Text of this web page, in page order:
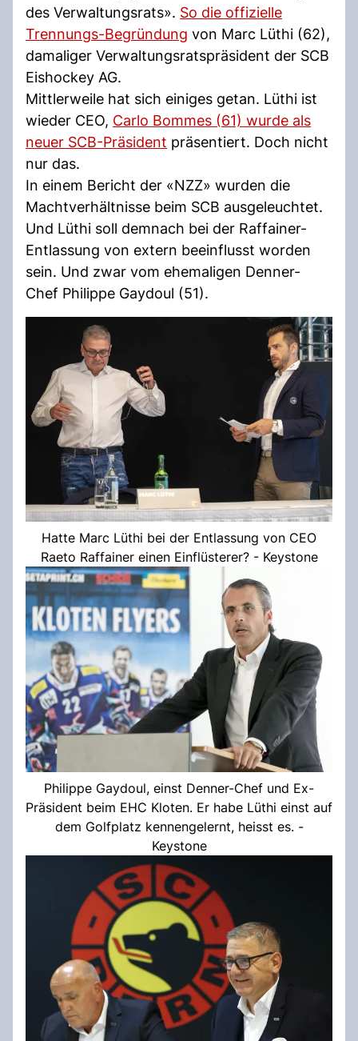
des Verwaltungsrats». So die offizielle
Trennungs-Begründung von Marc Lüthi (62),
damaliger Verwaltungsratspräsident der SCB
Eishockey AG.
Mittlerweile hat sich einiges getan. Lüthi ist
wieder CEO, Carlo Bommes (61) wurde als
neuer SCB-Präsident präsentiert. Doch nicht
nur das.
In einem Bericht der «NZZ» wurden die
Machtverhältnisse beim SCB ausgeleuchtet.
Und Lüthi soll demnach bei der Raffainer-
Entlassung von extern beeinflusst worden
sein. Und zwar vom ehemaligen Denner-
Chef Philippe Gaydoul (51).
Hatte Marc Lüthi bei der Entlassung von CEO
Raeto Raffainer einen Einflüsterer? - Keystone
Philippe Gaydoul, einst Denner-Chef und Ex-
Präsident beim EHC Kloten. Er habe Lüthi einst auf
dem Golfplatz kennengelernt, heisst es. -
Keystone